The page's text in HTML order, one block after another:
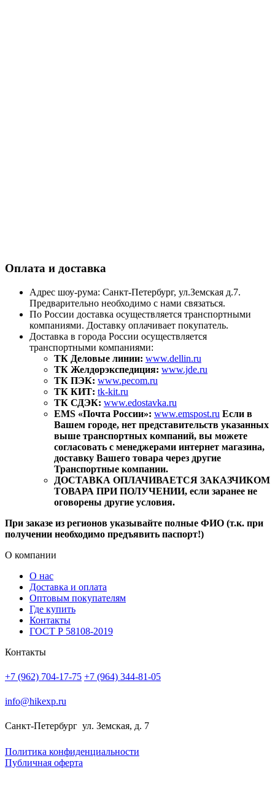
Оплата и доставка
Адрес шоу-рума: Санкт-Петербург, ул.Земская д.7.
Предварительно необходимо с нами связаться.
По России доставка осуществляется транспортными
компаниями. Доставку оплачивает покупатель.
Доставка в города России осуществляется
транспортными компаниями:
ТК Деловые линии: www.dellin.ru
ТК Желдорэкспедиция: www.jde.ru
ТК ПЭК: www.pecom.ru
ТК КИТ: tk-kit.ru
ТК СДЭК: www.edostavka.ru
EMS «Почта России»: www.emspost.ru Если в
Вашем городе, нет представительств указанных
выше транспортных компаний, вы можете
согласовать с менеджерами интернет магазина,
доставку Вашего товара через другие
Транспортные компании.
ДОСТАВКА ОПЛАЧИВАЕТСЯ ЗАКАЗЧИКОМ
ТОВАРА ПРИ ПОЛУЧЕНИИ, если заранее не
оговорены другие условия.
При заказе из регионов указывайте полные ФИО (т.к. при
получении необходимо предъявить паспорт!)
О компании
О нас
Доставка и оплата
Оптовым покупателям
Где купить
Контакты
ГОСТ Р 58108-2019
Контакты
+7 (962) 704-17-75 +7 (964) 344-81-05
info@hikexp.ru
Санкт-Петербург ул. Земская, д. 7
Политика конфиденциальности
Публичная оферта